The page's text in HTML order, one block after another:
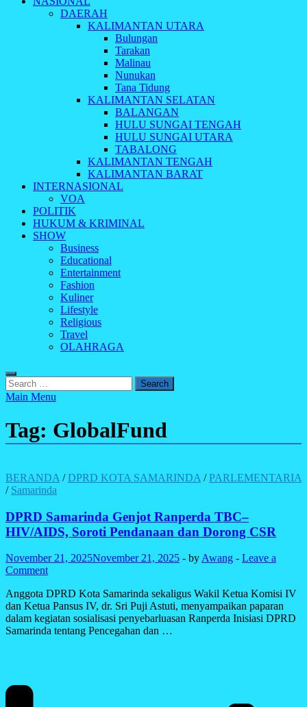
DAERAH
KALIMANTAN UTARA
Bulungan
Tarakan
Malinau
Nunukan
Tana Tidung
KALIMANTAN SELATAN
BALANGAN
HULU SUNGAI TENGAH
HULU SUNGAI UTARA
TABALONG
KALIMANTAN TENGAH
KALIMANTAN BARAT
INTERNASIONAL
VOA
POLITIK
HUKUM & KRIMINAL
SHOW
Business
Educational
Entertainment
Fashion
Kuliner
Lifestyle
Religious
Travel
OLAHRAGA
Search
for:
Main Menu
Tag: GlobalFund
BERANDA /DPRD KOTA SAMARINDA /PARLEMENTARIA
/ Samarinda
DPRD Samarinda Genjot Ranperda TBC–
HIV/AIDS, Soroti Pendanaan dan Dorong CSR
November 21, 2025November 21, 2025 - by Awang - Leave a
Comment
Anggota DPRD Kota Samarinda sekaligus Wakil Ketua Komisi IV
dan Ketua Pansus IV, dr. Sri Puji Astuti, menyampaikan paparan
dalam kegiatan sosialisasi penyebarluasan Ranperda Inisiasi DPRD
Samarinda tentang Pencegahan dan …